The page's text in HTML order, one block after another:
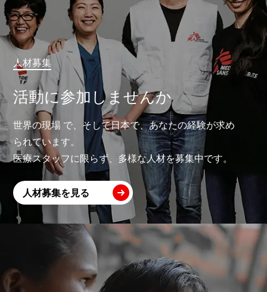
人材募集
活動に参加しませんか
世界の現場 で、そして日本で、あなたの経験が求め
られています。
医療スタッフに限らず、多様な人材を募集中です。
人材募集を見る